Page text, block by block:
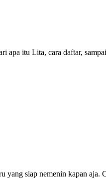
apa itu Lita, cara daftar,
yang siap nemenin kapan aja.